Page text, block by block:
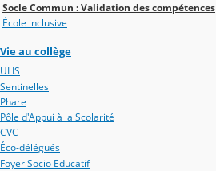
Socle Commun : Validation des compétences
École inclusive
Vie au collège
ULIS
Sentinelles
Phare
Pôle d'Appui à la Scolarité
CVC
Éco-délégués
Foyer Socio Educatif